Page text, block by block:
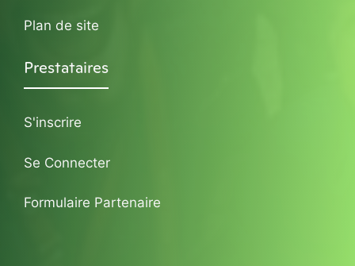
Plan de site
Prestataires
S'inscrire
Se Connecter
Formulaire Partenaire